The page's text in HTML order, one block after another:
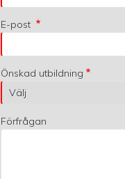
E-post
Önskad utbildning
Förfrågan